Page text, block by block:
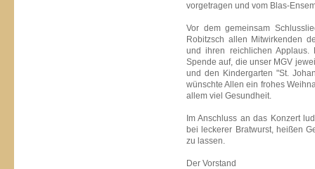
vorgetragen und vom Blas-
Vor dem gemeinsam
Robitzsch allen Mitwirkenden
und ihren reichlichen
Spende auf, die unser MGV
und den Kindergarten "St.
wünschte Allen ein frohes
allem viel Gesundheit.
Im Anschluss an das Konzert
bei leckerer Bratwurst, heißen
zu lassen.
Der Vorstand